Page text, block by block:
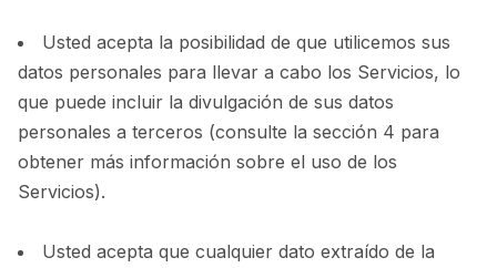
Usted acepta la posibilidad de que utilicemos sus
datos personales para llevar a cabo los Servicios, lo
que puede incluir la divulgación de sus datos
personales a terceros (consulte la sección 4 para
obtener más información sobre el uso de los
Servicios).
Usted acepta que cualquier dato extraído de la